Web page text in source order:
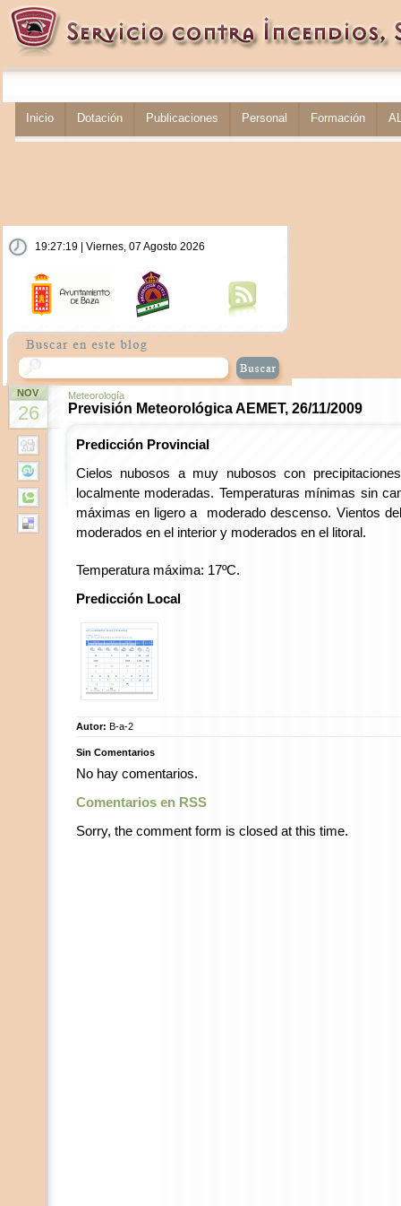
Inicio Dotación Publicaciones Personal Formación
19:27:19 | Viernes, 07 Agosto 2026
NOV
26
Meteorología
Previsión Meteorológica AEMET, 26/11/2009
Predicción Provincial
Cielos nubosos a muy nubosos con
localmente moderadas. Temperaturas mínimas sin
máximas en ligero a moderado descenso. Vientos
moderados en el interior y moderados en el litoral.
Temperatura máxima: 17ºC.
Predicción Local
Autor: B-a-2
Sin Comentarios
No hay comentarios.
Comentarios en RSS
Sorry, the comment form is closed at this time.